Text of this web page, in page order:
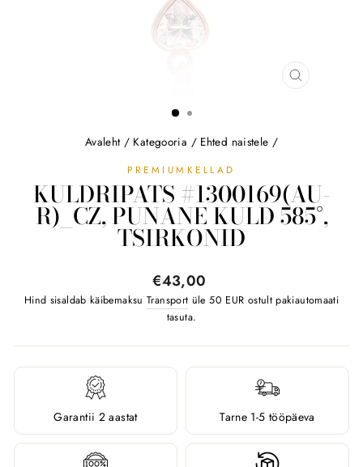
SULGE
Avaleht / Kategooria / Ehted naistele /
PREMIUMKELLAD
KULDRIPATS #1300169(AU-
R)_CZ, PUNANE KULD 585°,
TSIRKONID
Tavahind
€43,00
Hind sisaldab käibemaksuTransport üle 50 EUR ostult pakiautomaati
tasuta.
Garantii 2 aastat Tarne 1-5 tööpäeva